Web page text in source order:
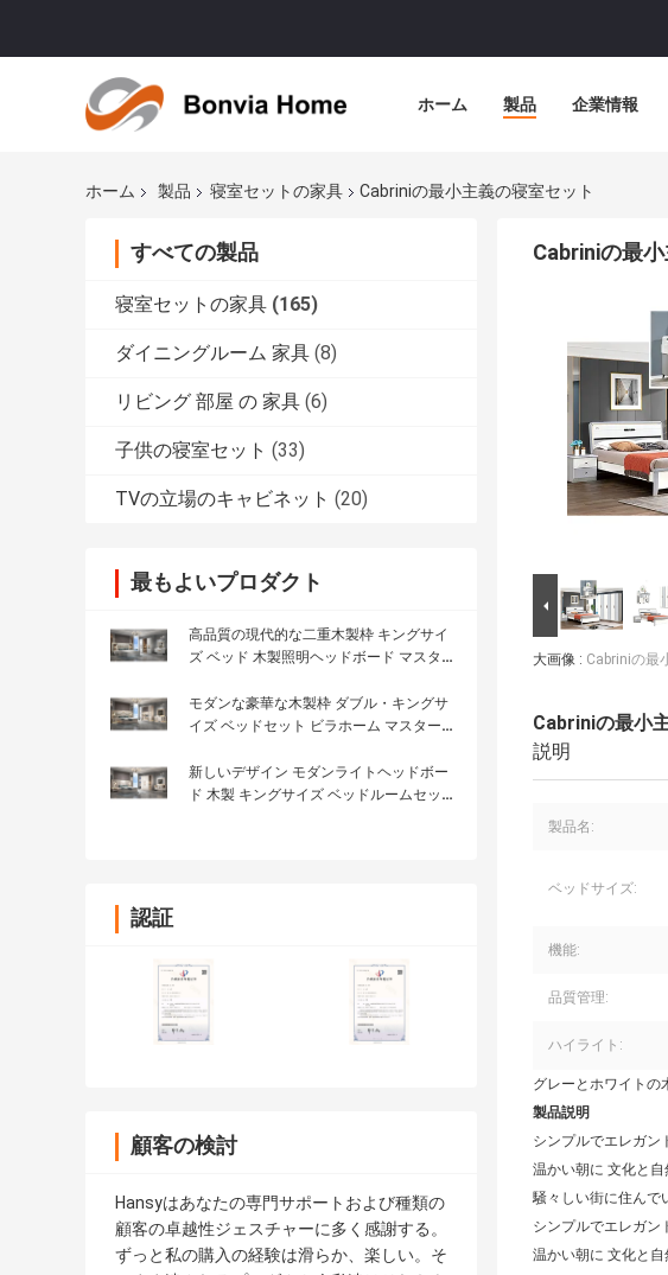
ホーム 製品 企業情報
ホーム 製品 寝室セットの家具 Cabriniの最小主義の寝室セット
すべての製品
寝室セットの家具 (165)
ダイニングルーム 家具 (8)
リビング 部屋 の 家具 (6)
子供の寝室セット (33)
TVの立場のキャビネット (20)
最もよいプロダクト
高品質の現代的な二重木製枠 キングサイ
ズ ベッド 木製照明ヘッドボード マスター
モダンな豪華な木製枠 ダブル・キングサ
イズ ベッドセット ビラホーム マスタール
ベッドルームセット
新しいデザイン モダンライトヘッドボー
ド 木製 キングサイズ ベッドルームセット
認証
顧客の検討
Hansyはあなたの専門サポートおよび種類の
顧客の卓越性ジェスチャーに多く感謝する。
ずっと私の購入の経験は滑らか、楽しい。そ
Cabriniの最
大画像 : Cabriniの最
Cabriniの最小
説明
製品名:
ベッドサイズ:
機能:
品質管理:
ハイライト:
グレーとホワイトの
製品説明
シンプルでエレガン
温かい朝に 文化と
騒々しい街に住んで
シンプルでエレガン
温かい朝に 文化と